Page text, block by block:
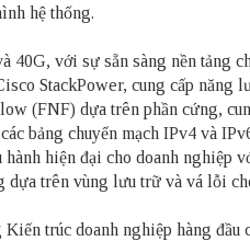
hệ thống.
với sự sẵn sàng nền tảng
StackPower, cung cấp năng
(FNF) dựa trên phần cứng,
bảng chuyển mạch IPv4 và
hành hiện đại cho doanh
trên vùng lưu trữ và vá lỗi
trúc doanh nghiệp hàng đầu